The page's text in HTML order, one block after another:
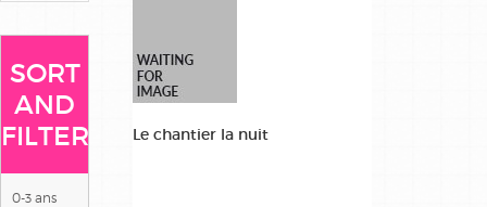
SORT
AND
FILTER
0-3 ans
Le chantier la nuit